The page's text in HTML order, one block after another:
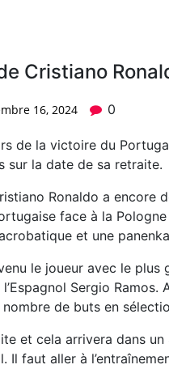
Cristiano
16, 2024 0
de la victoire du
sur la date de sa retraite.
Ronaldo a encore
face à la
et une
le joueur avec le
Sergio Ramos.
de buts en
et cela arrivera dans
Il faut aller à